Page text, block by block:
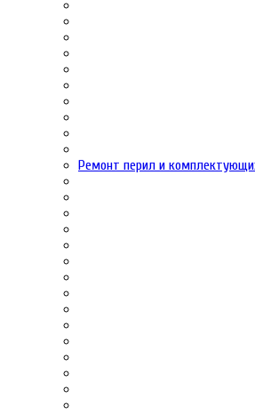
Ремонт перил и